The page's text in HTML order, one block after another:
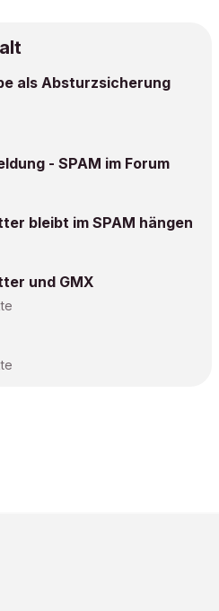
als Absturzsicherung
- SPAM im Forum
bleibt im SPAM hängen
und GMX